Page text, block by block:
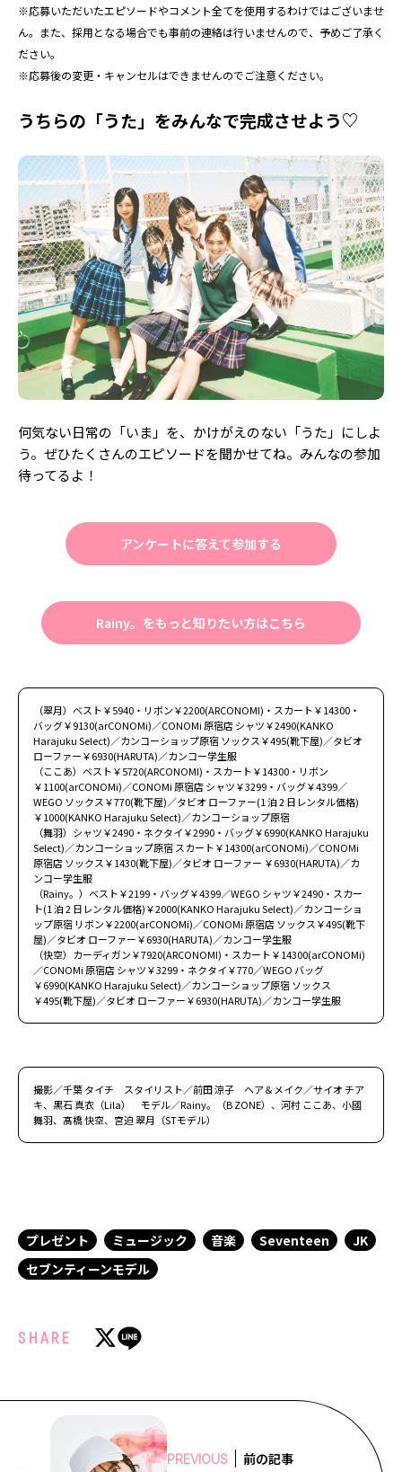
※応募いただいたエピソードやコメント全てを使用するわけではございませ
ん。また、採用となる場合でも事前の連絡は行いませんので、予めご了承く
ださい。
※応募後の変更・キャンセルはできませんのでご注意ください。
うちらの「うた」をみんなで完成させよう♡
何気ない日常の「いま」を、かけがえのない「うた」にしよ
う。ぜひたくさんのエピソードを聞かせてね。みんなの参加
待ってるよ！
アンケートに答えて参加する
Rainy。をもっと知りたい方はこちら
（翠月）ベスト￥5940・リボン￥2200(ARCONOMI)・スカート￥14300・
バッグ￥9130(arCONOMi)／CONOMi 原宿店 シャツ￥2490(KANKO
Harajuku Select)／カンコーショップ原宿 ソックス￥495(靴下屋)／タビオ
ローファー￥6930(HARUTA)／カンコー学生服
（ここあ）ベスト￥5720(ARCONOMI)・スカート￥14300・リボン
￥1100(arCONOMi)／CONOMi 原宿店 シャツ￥3299・バッグ￥4399／
WEGO ソックス￥770(靴下屋)／タビオ ローファー(1 泊 2 日レンタル価格)
￥1000(KANKO Harajuku Select)／カンコーショップ原宿
（舞羽）シャツ￥2490・ネクタイ￥2990・バッグ￥6990(KANKO Harajuku
Select)／カンコーショップ原宿 スカート￥14300(arCONOMi)／CONOMi
原宿店 ソックス￥1430(靴下屋)／タビオ ローファー ￥6930(HARUTA)／カ
ンコー学生服
（Rainy。）ベスト￥2199・バッグ￥4399／WEGO シャツ￥2490・スカー
ト(1 泊 2 日レンタル価格)￥2000(KANKO Harajuku Select)／カンコーショ
ップ原宿 リボン￥2200(arCONOMi)／CONOMi 原宿店 ソックス￥495(靴下
屋)／タビオ ローファー￥6930(HARUTA)／カンコー学生服
（快空）カーディガン￥7920(ARCONOMI)・スカート￥14300(arCONOMi)
／CONOMi 原宿店 シャツ￥3299・ネクタイ￥770／WEGO バッグ
￥6990(KANKO Harajuku Select)／カンコーショップ原宿 ソックス
￥495(靴下屋)／タビオ ローファー￥6930(HARUTA)／カンコー学生服
撮影／千葉 タイチ スタイリスト／前田 涼子 ヘア＆メイク／サイオ チア
キ、黒石 真衣（Lila） モデル／Rainy。（B ZONE）、河村 ここあ、小國
舞羽、髙橋 快空、宮迫 翠月（STモデル）
プレゼント ミュージック 音楽 Seventeen
JK
セブンティーンモデル
SHARE
PREVIOUS 前の記事